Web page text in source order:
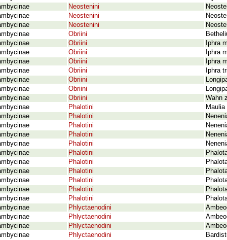
Neostenini
Neostenini
Neostenini
Obriini
Obriini
Iphra
Obriini
Iphra
Obriini
Iphra
Obriini
Iphra
Obriini
Obriini
Obriini
Wahn
Phalotini
Phalotini
Phalotini
Phalotini
Phalotini
Phalotini
Phalotini
Phalotini
Phalotini
Phalotini
Phalotini
Phlyctaenodini
Phlyctaenodini
Phlyctaenodini
Phlyctaenodini